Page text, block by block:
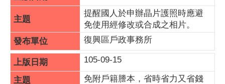
提醒國人於申辦晶片護照時應避
免使用經修改或合成之相片。
復興區戶政事務所
105-09-15
免附戶籍謄本，省時省力又省錢